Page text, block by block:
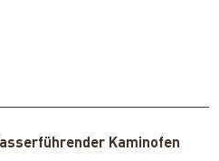
Kaminofen